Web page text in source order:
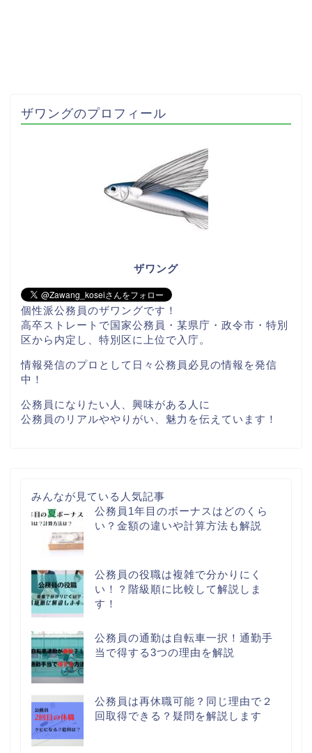
ザワングのプロフィール
ザワング
個性派公務員のザワングです！
高卒ストレートで国家公務員・某県庁・政令市・特別
区から内定し、特別区に上位で入庁。
情報発信のプロとして日々公務員必見の情報を発信
中！
公務員になりたい人、興味がある人に
公務員のリアルややりがい、魅力を伝えています！
みんなが見ている人気記事
公務員1年目のボーナスはどのくら
い？金額の違いや計算方法も解説
公務員の役職は複雑で分かりにく
い！？階級順に比較して解説しま
す！
公務員の通勤は自転車一択！通勤手
当で得する3つの理由を解説
公務員は再休職可能？同じ理由で２
回取得できる？疑問を解説します